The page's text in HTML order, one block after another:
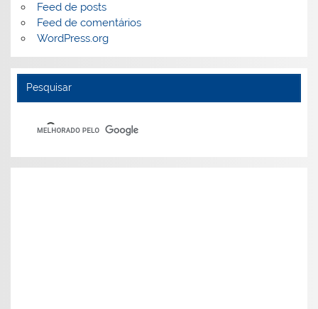
Feed de posts
Feed de comentários
WordPress.org
Pesquisar